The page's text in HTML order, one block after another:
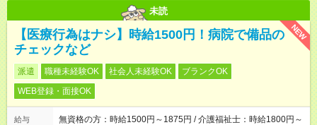
未読
NEW
【医療行為はナシ】時給1500円！病院で備品の
チェックなど
派遣 職種未経験OK 社会人未経験OK
ブランクOK
WEB登録・面接OK
給与
無資格の方：時給1500円～1875円 / 介護福祉士：時給1800円～